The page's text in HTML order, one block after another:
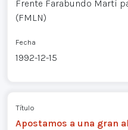
Frente Farabundo Martí
(FMLN)
Fecha
1992-12-15
Título
Apostamos a una gran